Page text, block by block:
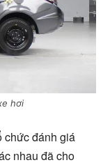
hơi
chức đánh giá
nhau đã cho